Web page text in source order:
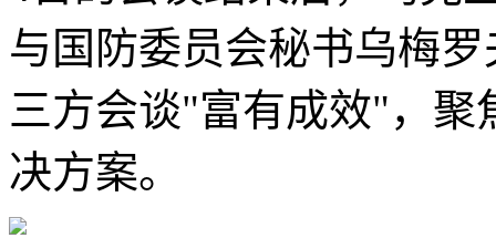
与国防委员会秘书乌梅
三方会谈"富有成效"，聚
决方案。